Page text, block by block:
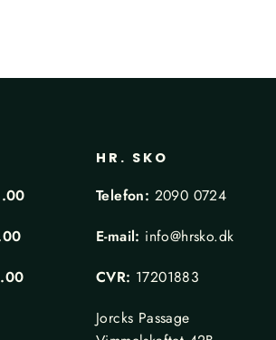
HR. SKO
Telefon: 2090 0724
E-mail: info@hrsko.dk
CVR: 17201883
Jorcks Passage